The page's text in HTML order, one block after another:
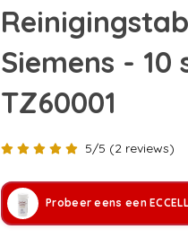
Siemens - 10
TZ60001
5/5 (2 reviews)
Probeer eens een